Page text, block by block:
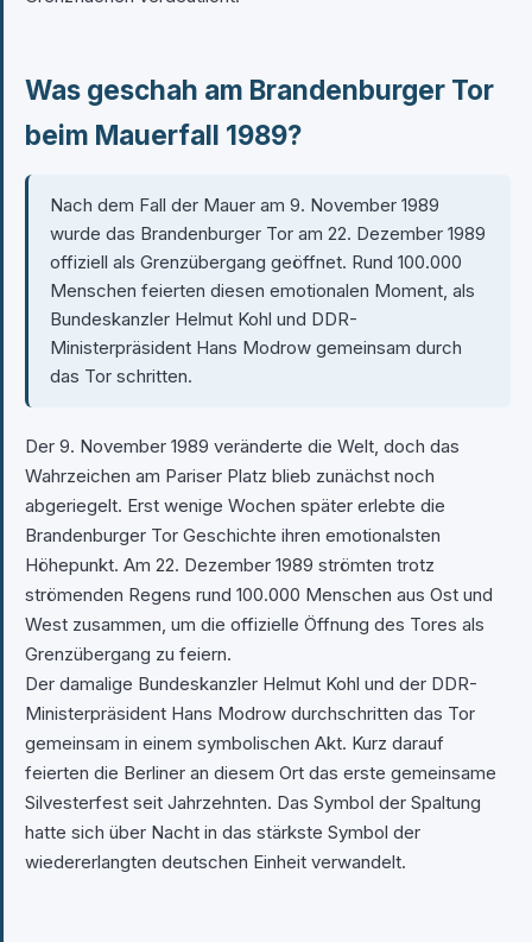
Was geschah am Brandenburger Tor
beim Mauerfall 1989?
Nach dem Fall der Mauer am 9. November 1989
wurde das Brandenburger Tor am 22. Dezember 1989
offiziell als Grenzübergang geöffnet. Rund 100.000
Menschen feierten diesen emotionalen Moment, als
Bundeskanzler Helmut Kohl und DDR-
Ministerpräsident Hans Modrow gemeinsam durch
das Tor schritten.
Der 9. November 1989 veränderte die Welt, doch das
Wahrzeichen am Pariser Platz blieb zunächst noch
abgeriegelt. Erst wenige Wochen später erlebte die
Brandenburger Tor Geschichte ihren emotionalsten
Höhepunkt. Am 22. Dezember 1989 strömten trotz
strömenden Regens rund 100.000 Menschen aus Ost und
West zusammen, um die offizielle Öffnung des Tores als
Grenzübergang zu feiern.
Der damalige Bundeskanzler Helmut Kohl und der DDR-
Ministerpräsident Hans Modrow durchschritten das Tor
gemeinsam in einem symbolischen Akt. Kurz darauf
feierten die Berliner an diesem Ort das erste gemeinsame
Silvesterfest seit Jahrzehnten. Das Symbol der Spaltung
hatte sich über Nacht in das stärkste Symbol der
wiedererlangten deutschen Einheit verwandelt.